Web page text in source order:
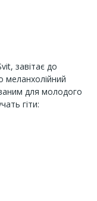
завітає до
меланхолійний
для молодого
гіти: